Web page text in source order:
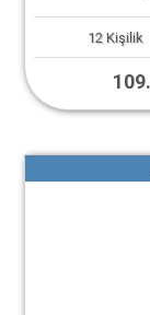
12 Kişilik